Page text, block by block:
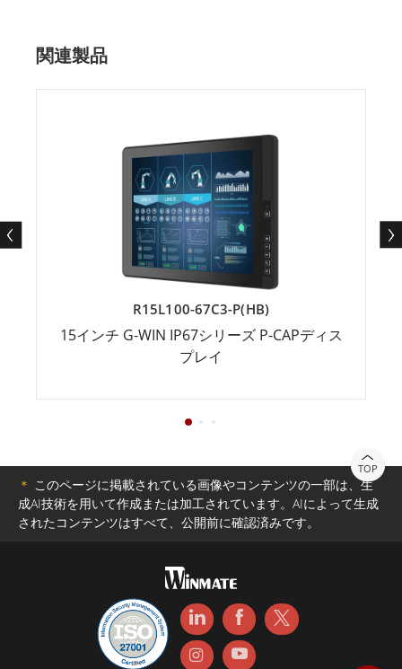
関連製品
R15L100-67C3-P(HB)
15インチ G-WIN IP67シリーズ P-CAPディス
プレイ
TOP
＊ このページに掲載されている画像やコンテンツの一部は、生
成AI技術を用いて作成または加工されています。AIによって生成
されたコンテンツはすべて、公開前に確認済みです。